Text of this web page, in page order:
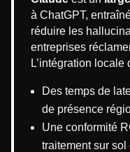
à ChatGPT,
réduire les
entreprises
L’intégration
Des temps de
de présence
Une conformité
traitement sur sol